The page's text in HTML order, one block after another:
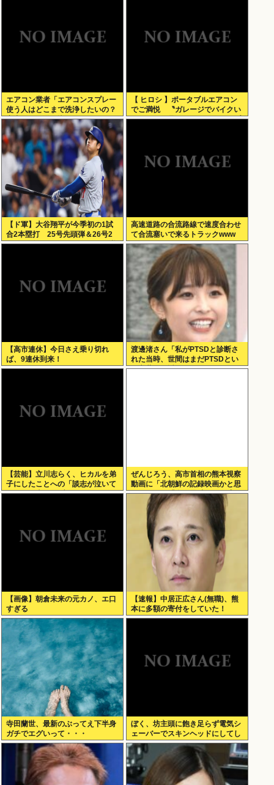
エアコン業者「エアコンスプレー
使う人はどこまで洗浄したいの？
室内に風を送り込んでるファンは
汚いままですよ」331.5万バズ
【 ヒロシ 】ポータブルエアコン
でご満悦 〝ガレージでバイクい
じるとクソ暑いんで〟〝キャンプ
【ド軍】大谷翔平が今季初の1試
合2本塁打 25号先頭弾＆26号2
ランの活躍 なおドジャースは逆
高速道路の合流路線で速度合わせ
て合流塞いで来るトラックwww
【高市連休】今日さえ乗り切れ
ば、9連休到来！
渡邊渚さん「私がPTSDと診断さ
れた当時、世間はまだPTSDとい
う言葉は浸透されていませんでし
【芸能】立川志らく、ヒカルを弟
子にしたことへの「談志が泣いて
るぞ」の声を“一言”でピシャリ
ぜんじろう、高市首相の熊本視察
動画に「北朝鮮の記録映画かと思
いました」「金正恩氏でも、盛り
すぎちゃうの？って言いそうな映
【画像】朝倉未来の元カノ、エ口
すぎる
【速報】中居正広さん(無職)、熊
本に多額の寄付をしていた！
寺田蘭世、最新のぶってえ下半身
ガチでエグいって・・・
ぼく、坊主頭に飽き足らず電気シ
ェーバーでスキンヘッドにしてし
まう